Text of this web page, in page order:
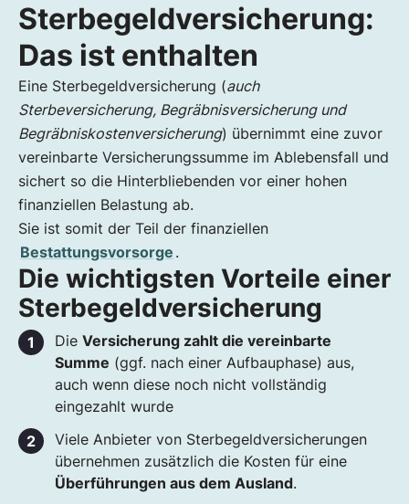
Sterbegeld­versicherung: Das ist enthalten
Die wichtigsten Vorteile einer
Sterbegeldversicherung
Zahlungsintervalle der Sterbegeldversicherung
Anbieter
Sterbegeldversicherung: Bezugsberechtigte
und Gesundheitsfragen
Steuerliche Absetzbarkeit der
Sterbegeldversicherung
Was passiert im Sterbefall mit dem Geld?
Vorsicht während der Aufbauzeit
Pausieren von Prämienzahlungen &amp;
Kapitalentnahme
Alternativen zur Sterbegeldversicherung
Alternative 1: Benu Treuhandkonto
Alternative 3: Eigenes Sparbuch
Selbstbestimmtes Bestatten mit dem Benu
Vorsorge Leitfaden
Sterbegeld­versicherung:
Das ist enthalten
Eine Sterbegeldversicherung (auch
Sterbeversicherung, Begräbnisversicherung und
Begräbniskostenversicherung) übernimmt eine zuvor
vereinbarte Versicherungssumme im Ablebensfall und
sichert so die Hinterbliebenden vor einer hohen
finanziellen Belastung ab.
Sie ist somit der Teil der finanziellen
Bestattungsvorsorge .
Die wichtigsten Vorteile einer
Sterbegeldversicherung
Die Versicherung zahlt die vereinbarte
Summe (ggf. nach einer Aufbauphase) aus,
auch wenn diese noch nicht vollständig
eingezahlt wurde
Viele Anbieter von Sterbegeldversicherungen
übernehmen zusätzlich die Kosten für eine
Überführungen aus dem Ausland.